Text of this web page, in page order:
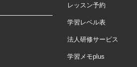
レッスン予約
学習レベル表
法人研修サービス
学習メモplus